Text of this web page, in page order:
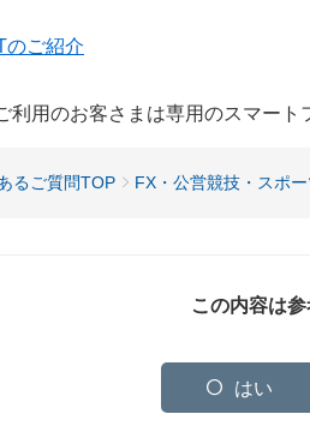
のご紹介
用のお客さまは専用のスマート
るご質問TOP FX・公営競技・スポ
この内容は
はい